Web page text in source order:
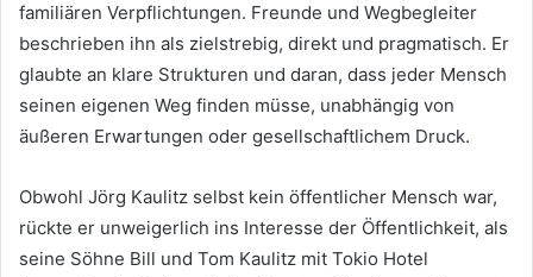
familiären Verpflichtungen. Freunde und Wegbegleiter
beschrieben ihn als zielstrebig, direkt und pragmatisch. Er
glaubte an klare Strukturen und daran, dass jeder Mensch
seinen eigenen Weg finden müsse, unabhängig von
äußeren Erwartungen oder gesellschaftlichem Druck.
Obwohl Jörg Kaulitz selbst kein öffentlicher Mensch war,
rückte er unweigerlich ins Interesse der Öffentlichkeit, als
seine Söhne Bill und Tom Kaulitz mit Tokio Hotel